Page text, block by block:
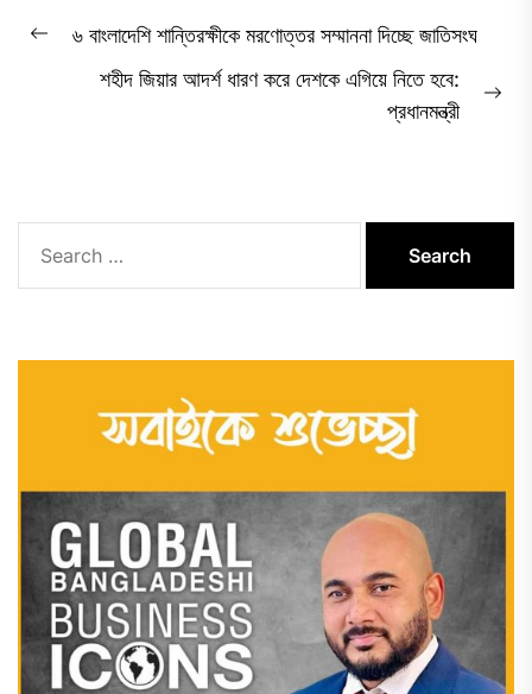
Post
navigation
Previous
৬ বাংলাদেশি শান্তিরক্ষীকে মরণোত্তর সম্মাননা দিচ্ছে জাতিসংঘ
শহীদ জিয়ার আদর্শ ধারণ করে দেশকে এগিয়ে নিতে হবে:
প্রধানমন্ত্রী
for: